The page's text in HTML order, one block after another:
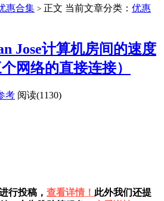
惠合集 > 正文 当前文章分类： 优惠
Jose计算机房间的速度
网络的直接连接）
考 阅读(1130)
行投稿， 查看详情！ 此外我们还提